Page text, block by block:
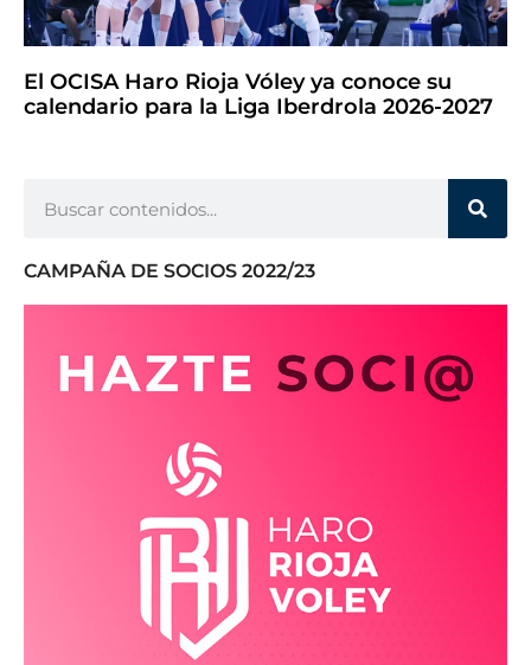
El OCISA Haro Rioja Vóley ya conoce su
calendario para la Liga Iberdrola 2026-2027
CAMPAÑA DE SOCIOS 2022/23